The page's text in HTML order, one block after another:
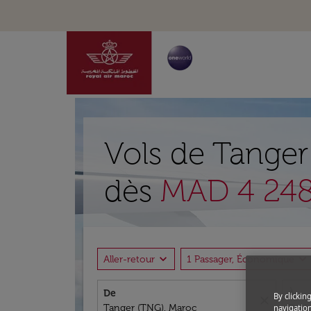
Vols de
dès MAD 4
Aller-retour expand_more 1 Passager, Économiqueexpand_more
De À
By